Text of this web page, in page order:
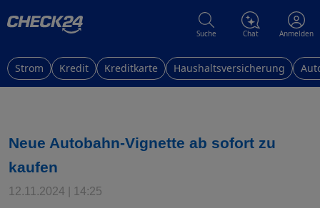
Suche Chat Anmelden
Strom Kredit Kreditkarte Haushaltsversicherung
Neue Autobahn-Vignette ab sofort zu
kaufen
12.11.2024 | 14:25